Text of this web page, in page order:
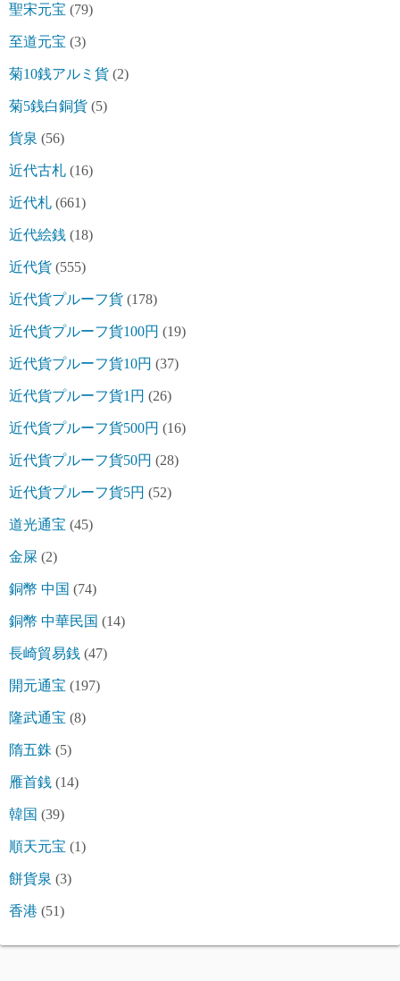
聖宋元宝 (79)
至道元宝 (3)
菊10銭アルミ貨 (2)
菊5銭白銅貨 (5)
貨泉 (56)
近代古札 (16)
近代札 (661)
近代絵銭 (18)
近代貨 (555)
近代貨プルーフ貨 (178)
近代貨プルーフ貨100円 (19)
近代貨プルーフ貨10円 (37)
近代貨プルーフ貨1円 (26)
近代貨プルーフ貨500円 (16)
近代貨プルーフ貨50円 (28)
近代貨プルーフ貨5円 (52)
道光通宝 (45)
金屎 (2)
銅幣 中国 (74)
銅幣 中華民国 (14)
長崎貿易銭 (47)
開元通宝 (197)
隆武通宝 (8)
隋五銖 (5)
雁首銭 (14)
韓国 (39)
順天元宝 (1)
餅貨泉 (3)
香港 (51)